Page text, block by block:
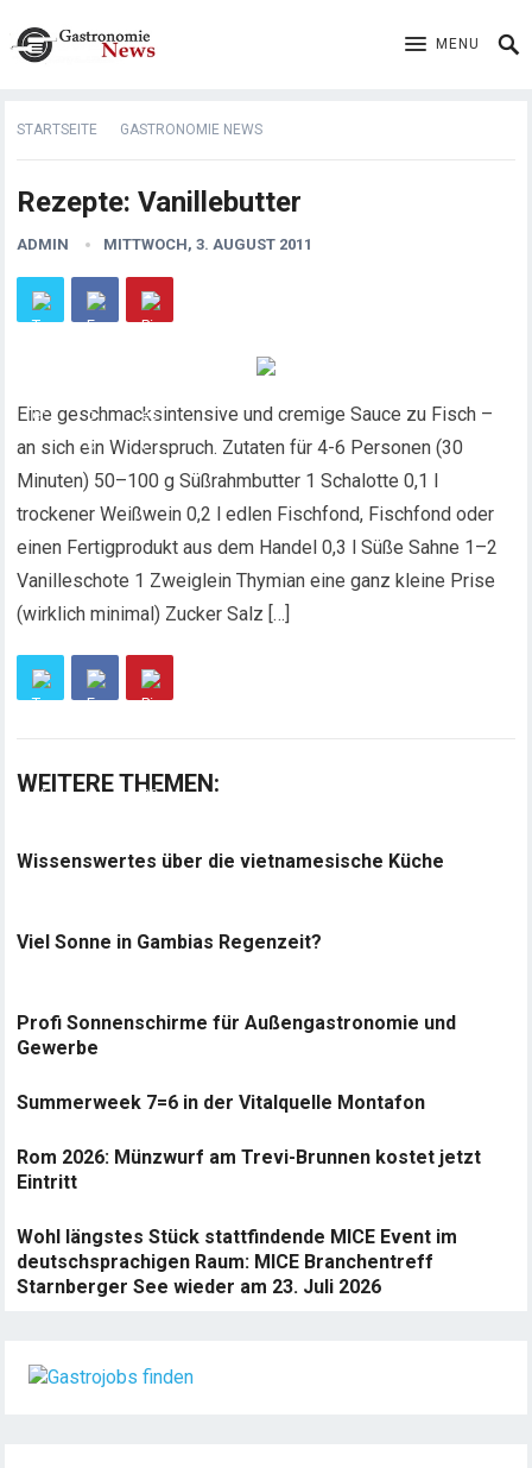
MENU
STARTSEITE GASTRONOMIE NEWS
Rezepte: Vanillebutter
ADMIN MITTWOCH, 3. AUGUST 2011
Eine geschmacksintensive und cremige Sauce zu Fisch –
an sich ein Widerspruch. Zutaten für 4-6 Personen (30
Minuten) 50–100 g Süßrahmbutter 1 Schalotte 0,1 l
trockener Weißwein 0,2 l edlen Fischfond, Fischfond oder
einen Fertigprodukt aus dem Handel 0,3 l Süße Sahne 1–2
Vanilleschote 1 Zweiglein Thymian eine ganz kleine Prise
(wirklich minimal) Zucker Salz […]
WEITERE THEMEN:
Wissenswertes über die vietnamesische Küche
Viel Sonne in Gambias Regenzeit?
Profi Sonnenschirme für Außengastronomie und
Gewerbe
Summerweek 7=6 in der Vitalquelle Montafon
Rom 2026: Münzwurf am Trevi-Brunnen kostet jetzt
Eintritt
Wohl längstes Stück stattfindende MICE Event im
deutschsprachigen Raum: MICE Branchentreff
Starnberger See wieder am 23. Juli 2026